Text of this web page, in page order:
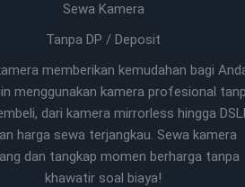
Sewa Kamera
Tanpa DP / Deposit
memberikan kemudahan bagi
menggunakan kamera profesional
dari kamera mirrorless hingga
harga sewa terjangkau. Sewa kamera
dan tangkap momen berharga tanpa
khawatir soal biaya!